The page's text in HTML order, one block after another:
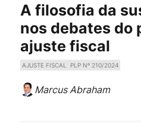
A filosofia da
nos debates do
ajuste fiscal
AJUSTE FISCAL PLP Nº 210/2024
Marcus Abraham